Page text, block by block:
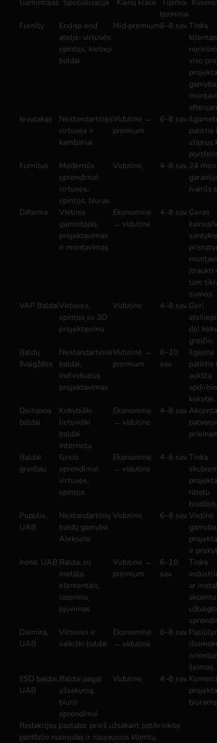
Gamintojas Specializacija Kainų klasė
Tipiniai
terminai
Furnity
End‑to‑end
ateljė: virtuvės,
spintos, kietieji
baldai
Mid‑premium6–8 sav.Tinka
viso
Ievutakas
Nestandartinės
virtuvės ir
kambariai
Vidutinė →
premium
6–8 sav.
patirtis
stiprus
Furnitus
Modernūs
sprendimai:
virtuvės,
spintos, biuras
Vidutinė 4–8 sav.24
įvairūs
Diforma
Vietinis
gamintojas,
projektavimas
ir montavimas
Ekonominė
→ vidutinė
4–8 sav.Geras
kainos/
įtraukti
tam
sumos.
VAP BaldaiVirtuvės,
spintos su 3D
projektavimu
Vidutinė 4–8 sav.Geri
dėl
greičio.
Baldų
žvaigždės
Nestandartiniai
baldai,
individualus
projektavimas
Vidutinė →
premium
6–10
sav.
Ilgesnė
patirtis
aukšta
kokybė.
Deinavos
baldai
Kokybiški
lietuviški
baldai
internetu
Ekonominė
→ vidutinė
4–8 sav.
Baldai
greičiau
Greiti
sprendimai:
virtuvės,
spintos
Ekonominė
→ vidutinė
4–6 sav.Tinka
ribotu
Pupulis,
UAB
Nestandartinių
baldų gamyba
Aleksote
Vidutinė 6–8 sav.Vietinė
ir
Irona, UAB Baldai su
metalo
elementais,
lazerinis
pjovimas
Vidutinė →
premium
6–10
sav.
Tinka
ar
akcentu
Daimira,
UAB
Virtuvės ir
vaikiški baldai
Ekonominė
→ vidutinė
6–8 sav.
šeimas.
ESD baldai,
UAB
Baldai pagal
užsakymą,
biuro
sprendimai
Vidutinė 4–8 sav.
Redakcijos pastaba: prieš užsakant patikrinkite
portfolio nuorodas ir naujausius klientų